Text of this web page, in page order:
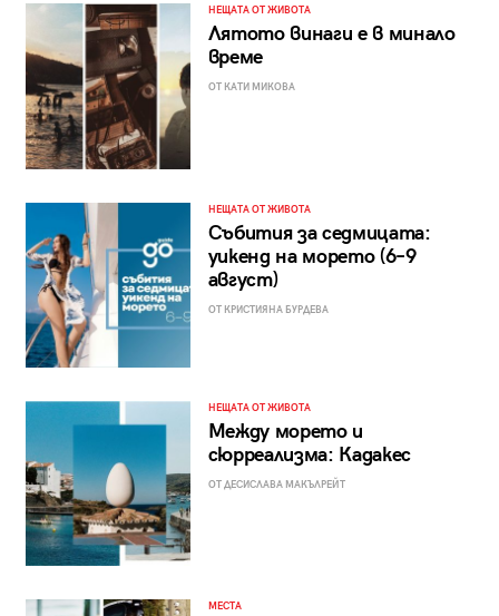
НЕЩАТА ОТ ЖИВОТА
Лятото винаги е в минало
време
ОТ КАТИ МИКОВА
НЕЩАТА ОТ ЖИВОТА
Събития за седмицата:
уикенд на морето (6–9
август)
ОТ КРИСТИЯНА БУРДЕВА
НЕЩАТА ОТ ЖИВОТА
Между морето и
сюрреализма: Кадакес
ОТ ДЕСИСЛАВА МАКЪЛРЕЙТ
МЕСТА